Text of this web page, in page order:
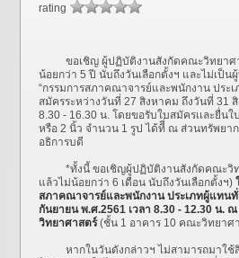
rating
ขอเชิญ ผู้ปฏิบัติงานสังกัดคณะวิทยาศา
น้อยกว่า 5 ปี นับถึงวันเลือกตั้งฯ และไม่เป็น
“กรรมการสภาคณาจารย์และพนักงาน ประ
สมัครระหว่างวันที่ 27 สิงหาคม ถึงวันที่ 31
8.30 - 16.30 น. โดยขอรับใบสมัครเเละยื่น
หรือ 2 นิ้ว จำนวน 1 รูป ได้ทีี่ ณ ส่วนทรัพยา
อธิการบดี
*ทั้งนี้ ขอเชิญผู้ปฏิบัติงานสังกัดคณะวิท
แล้วไม่น้อยกว่า 6 เดือน นับถึงวันเลือกตั้งฯ)
สภาคณาจารย์และพนักงาน ประเภทผู้แทน
กันยายน พ.ศ.2561 เวลา 8.30 - 12.30 น.
วิทยาศาสตร์(ชั้น 1 อาคาร 10 คณะวิทยาศ
หากในวันดังกล่าวฯ ไม่สามารถมาใช้สิ